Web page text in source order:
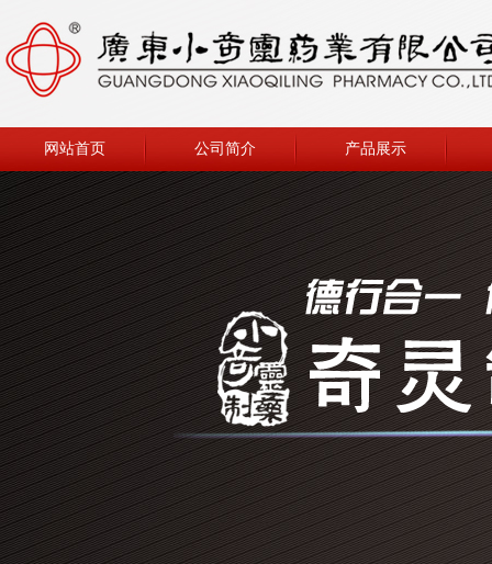
网站首页 公司简介 产品展示